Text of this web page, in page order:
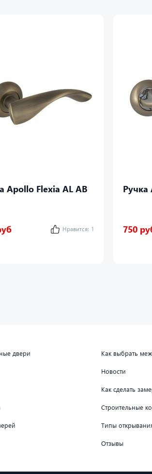
Apollo Flexia AL AB
Нравится: 1
Ручка
750
двери Как выбрать
Новости
Как сделать
Строительные
Типы
Отзывы